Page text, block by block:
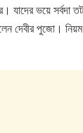
ভয়ে সর্বদা
দেবীর পুজো।